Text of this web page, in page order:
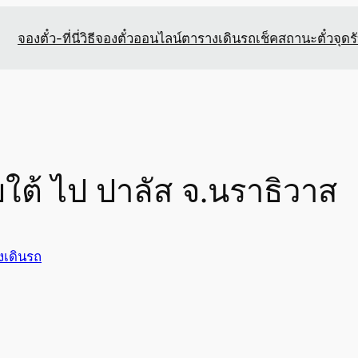
จองตั๋ว-ที่นี่วิธีจองตั๋วออนไลน์ตารางเดินรถเช็คสถานะตั๋วจุด
ต้ ไป ปาลัส จ.นราธิวาส
เดินรถ